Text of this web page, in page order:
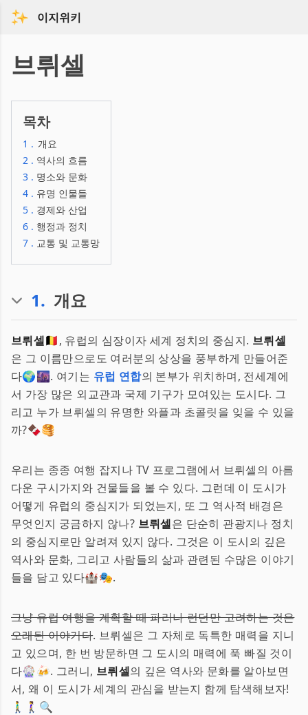
이지위키
브뤼셀
목차
1 . 개요
2 . 역사의 흐름
3 . 명소와 문화
4 . 유명 인물들
5 . 경제와 산업
6 . 행정과 정치
7 . 교통 및 교통망
1. 개요
브뤼셀🇧🇪, 유럽의 심장이자 세계 정치의 중심지. 브뤼셀
은 그 이름만으로도 여러분의 상상을 풍부하게 만들어준
다🌍🌆. 여기는 유럽 연합의 본부가 위치하며, 전세계에
서 가장 많은 외교관과 국제 기구가 모여있는 도시다. 그
리고 누가 브뤼셀의 유명한 와플과 초콜릿을 잊을 수 있을
까?🍫🥞
우리는 종종 여행 잡지나 TV 프로그램에서 브뤼셀의 아름
다운 구시가지와 건물들을 볼 수 있다. 그런데 이 도시가
어떻게 유럽의 중심지가 되었는지, 또 그 역사적 배경은
무엇인지 궁금하지 않나? 브뤼셀은 단순히 관광지나 정치
의 중심지로만 알려져 있지 않다. 그것은 이 도시의 깊은
역사와 문화, 그리고 사람들의 삶과 관련된 수많은 이야기
들을 담고 있다🏰🎭.
그냥 유럽 여행을 계획할 때 파리나 런던만 고려하는 것은
오래된 이야기다. 브뤼셀은 그 자체로 독특한 매력을 지니
고 있으며, 한 번 방문하면 그 도시의 매력에 푹 빠질 것이
다🎡🍻. 그러니, 브뤼셀의 깊은 역사와 문화를 알아보면
서, 왜 이 도시가 세계의 관심을 받는지 함께 탐색해보자!
🚶‍♂️🚶‍♀️🔍